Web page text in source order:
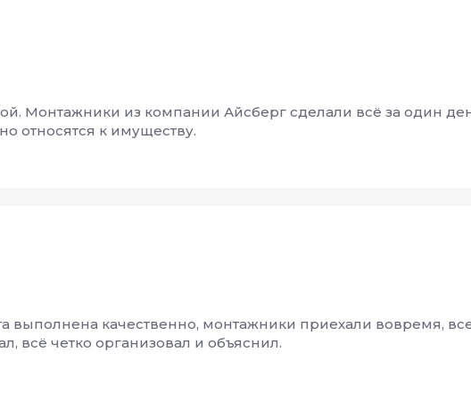
Монтажники из компании Айсберг сделали всё за один
относятся к имуществу.
выполнена качественно, монтажники приехали вовремя,
всё четко организовал и объяснил.